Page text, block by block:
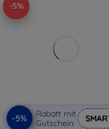
-5%
-5%
Rabatt mit
Gutschein